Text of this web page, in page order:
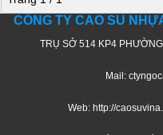
CÔNG TY CAO SU
TRỤ SỞ 514 KP4
Mail:
Web: http://